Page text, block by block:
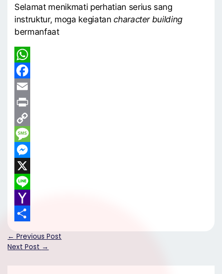
Selamat menikmati perhatian serius sang
instruktur, moga kegiatancharacter building
bermanfaat
WhatsApp
Facebook
Email
Print
Copy
Link
Message
Messenger
X
Line
Yahoo
← Previous Post
Next Post →